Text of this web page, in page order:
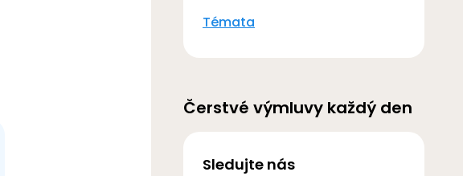
Témata
Čerstvé výmluvy každý den
Sledujte nás